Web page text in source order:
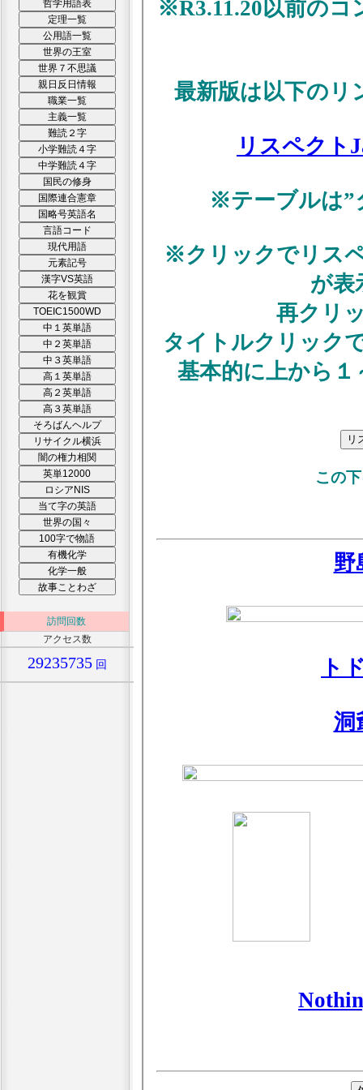
訪問回数
アクセス数
29235735回